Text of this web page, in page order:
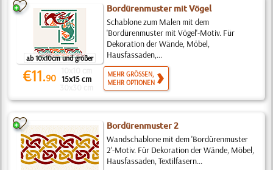
ab 10x10cm und größer
Bordürenmuster mit Vögel
Schablone zum Malen mit dem
'Bordürenmuster mit Vögel'-Motiv. Für
Dekoration der Wände, Möbel,
Hausfassaden,...
€11.90 15x15 cm
MEHR GRÖSSEN,
MEHR OPTIONEN
Bordürenmuster 2
Wandschablone mit dem 'Bordürenmuster
2'-Motiv. Für Dekoration der Wände, Möbel,
Hausfassaden, Textilfasern...